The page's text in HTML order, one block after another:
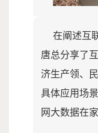
在阐述互
唐总分享了
济生产领、
具体应用场
网大数据在